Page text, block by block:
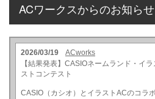
ACワークスからのお知らせ